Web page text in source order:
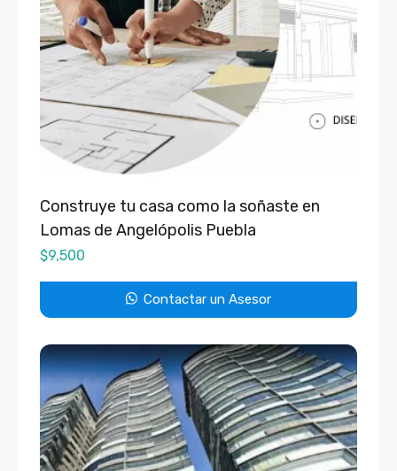
Construye tu casa como la soñaste en
Lomas de Angelópolis Puebla
$9,500
Contactar un Asesor